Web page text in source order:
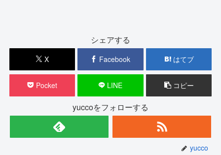
シェアする
X Facebook はてブ
Pocket LINE コピー
yuccoをフォローする
yucco